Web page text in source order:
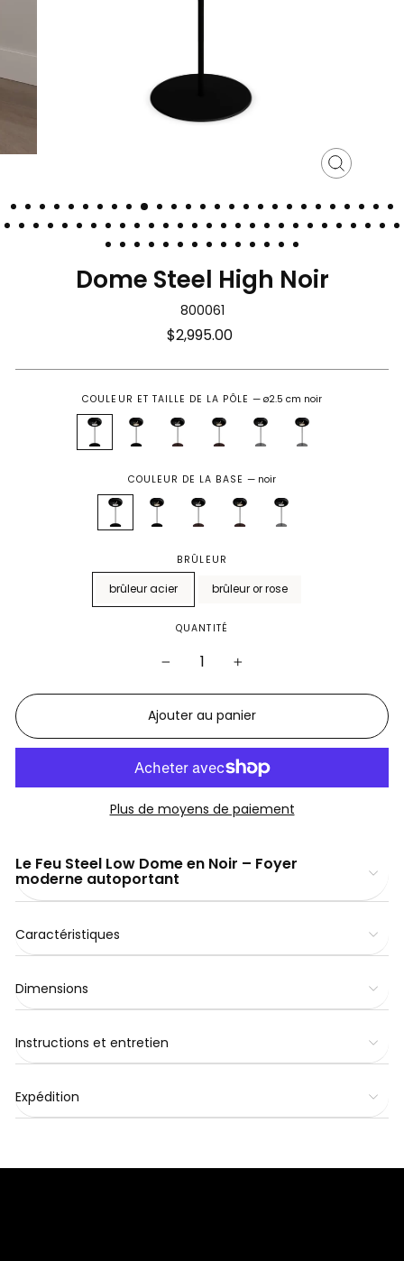
Fermer
Dome Steel High Noir
800061
Prix
$2,995.00
COULEUR ET TAILLE DE LA PÔLE — ø2.5 cm noir
COULEUR DE LA BASE— noir
BRÛLEUR
brûleur acier brûleur or rose
QUANTITÉ
Ajouter au panier
Plus de moyens de paiement
Le Feu Steel Low Dome en Noir – Foyer
moderne autoportant
Caractéristiques
Dimensions
Instructions et entretien
Expédition